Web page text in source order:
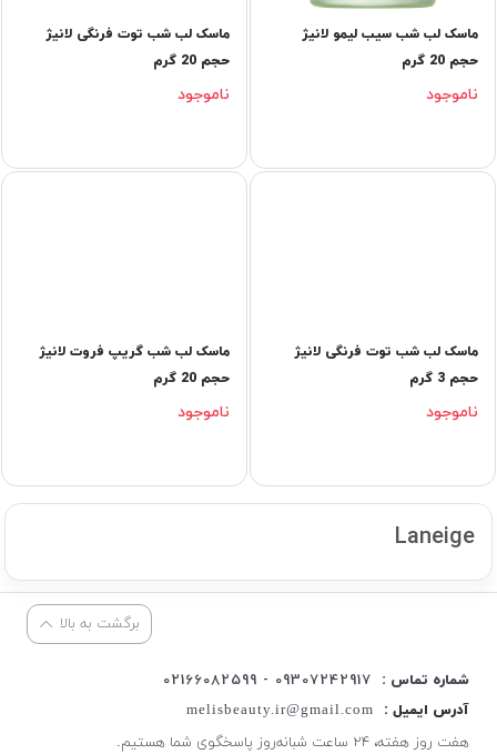
ماسک لب شب سیب لیمو لانیژ
حجم 20 گرم
ناموجود
ماسک لب شب توت فرنگی لانیژ
حجم 20 گرم
ناموجود
ماسک لب شب توت فرنگی لانیژ
حجم 3 گرم
ناموجود
ماسک لب شب گریپ فروت لانیژ
حجم 20 گرم
ناموجود
Laneige
برگشت به بالا
شماره تماس :
09307242917 - 02166082599
آدرس ایمیل :
melisbeauty.ir@gmail.com
هفت روز هفته، ۲۴ ساعت شبانه‌روز پاسخگوی شما هستیم.